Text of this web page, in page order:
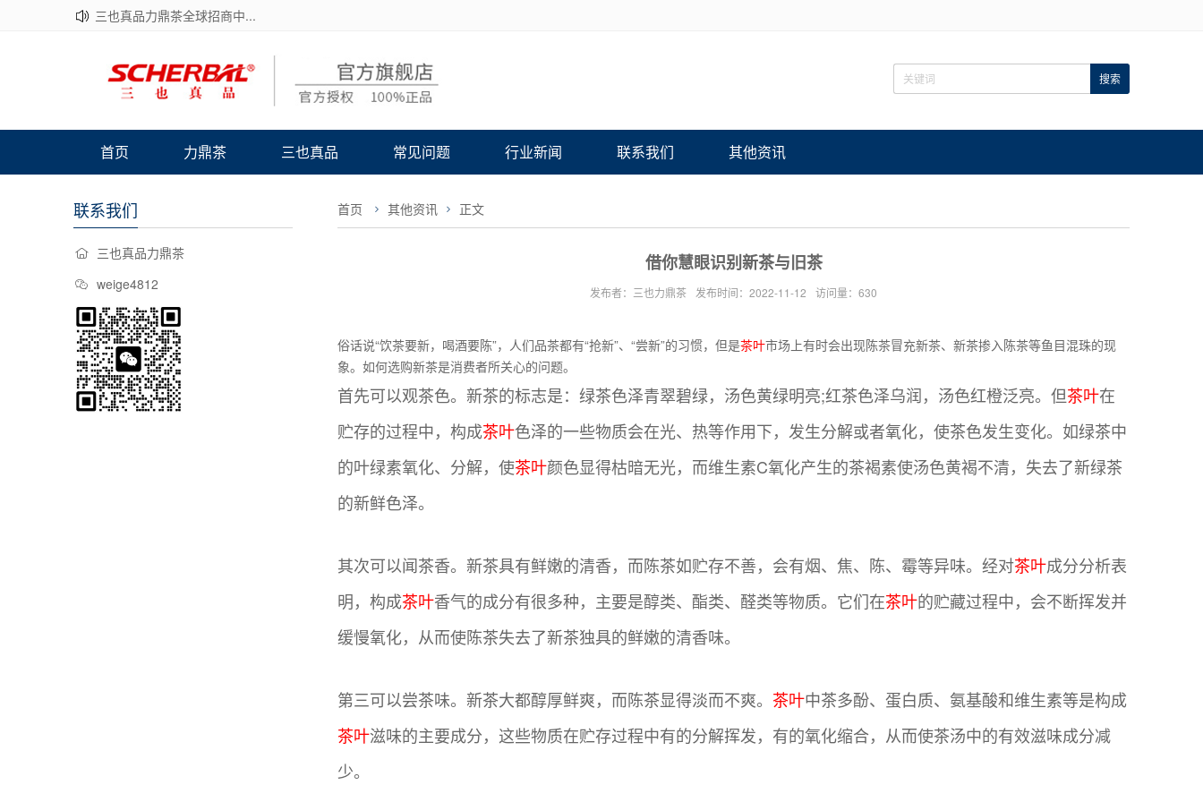
三也真品力鼎茶全球招商中...
首页 力鼎茶 三也真品 常见问题 行业新闻 联系我们 其他资讯
联系我们
三也真品力鼎茶
weige4812
首页 其他资讯 正文
借你慧眼识别新茶与旧茶
发布者：三也力鼎茶 发布时间：2022-11-12 访问量：630
俗话说“饮茶要新，喝酒要陈”，人们品茶都有“抢新”、“尝新”的习惯，但是茶叶市场上有时会出现陈茶冒充新茶、新茶掺入陈茶等鱼目混珠的现
象。如何选购新茶是消费者所关心的问题。
首先可以观茶色。新茶的标志是：绿茶色泽青翠碧绿，汤色黄绿明亮;红茶色泽乌润，汤色红橙泛亮。但茶叶在
贮存的过程中，构成茶叶色泽的一些物质会在光、热等作用下，发生分解或者氧化，使茶色发生变化。如绿茶中
的叶绿素氧化、分解，使茶叶颜色显得枯暗无光，而维生素C氧化产生的茶褐素使汤色黄褐不清，失去了新绿茶
的新鲜色泽。
其次可以闻茶香。新茶具有鲜嫩的清香，而陈茶如贮存不善，会有烟、焦、陈、霉等异味。经对茶叶成分分析表
明，构成茶叶香气的成分有很多种，主要是醇类、酯类、醛类等物质。它们在茶叶的贮藏过程中，会不断挥发并
缓慢氧化，从而使陈茶失去了新茶独具的鲜嫩的清香味。
第三可以尝茶味。新茶大都醇厚鲜爽，而陈茶显得淡而不爽。 茶叶中茶多酚、蛋白质、氨基酸和维生素等是构成
茶叶滋味的主要成分，这些物质在贮存过程中有的分解挥发，有的氧化缩合，从而使茶汤中的有效滋味成分减
少。